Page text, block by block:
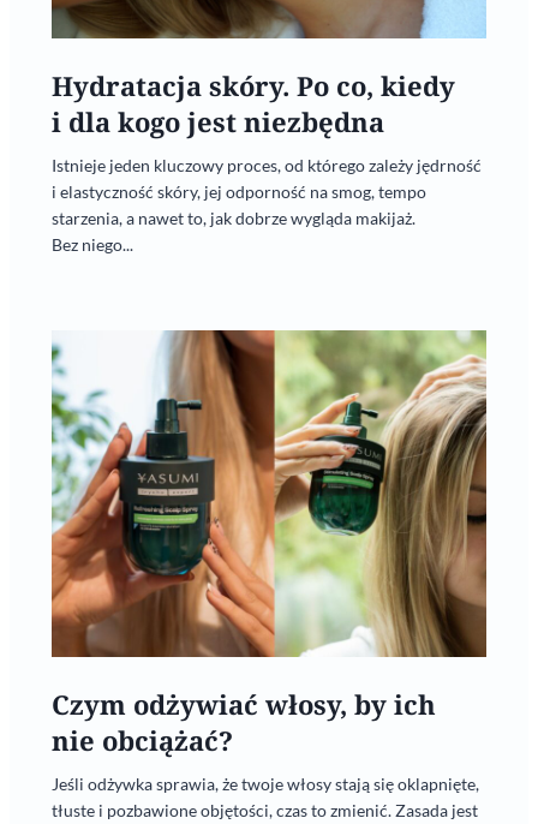
Hydratacja skóry. Po co, kiedy
i dla kogo jest niezbędna
Istnieje jeden kluczowy proces, od którego zależy jędrność
i elastyczność skóry, jej odporność na smog, tempo
starzenia, a nawet to, jak dobrze wygląda makijaż.
Bez niego...
Czym odżywiać włosy, by ich
nie obciążać?
Jeśli odżywka sprawia, że twoje włosy stają się oklapnięte,
tłuste i pozbawione objętości, czas to zmienić. Zasada jest